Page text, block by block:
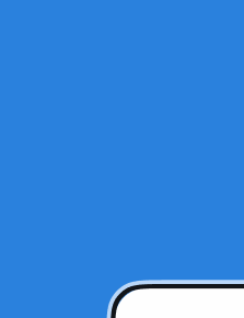
Субару привозной мотор